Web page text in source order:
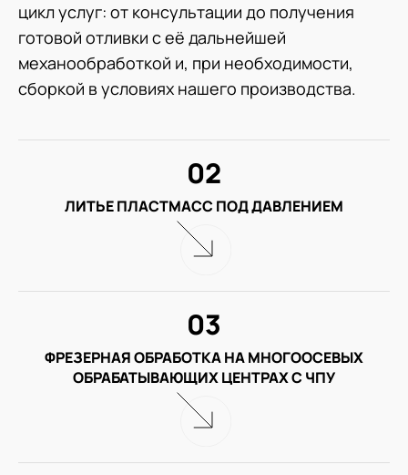
цикл услуг: от консультации до получения
готовой отливки с её дальнейшей
механообработкой и, при необходимости,
сборкой в условиях нашего производства.
ЛИТЬЕ ПЛАСТМАСС ПОД ДАВЛЕНИЕМ
02
ФРЕЗЕРНАЯ ОБРАБОТКА НА МНОГООСЕВЫХ
ОБРАБАТЫВАЮЩИХ ЦЕНТРАХ С ЧПУ
03